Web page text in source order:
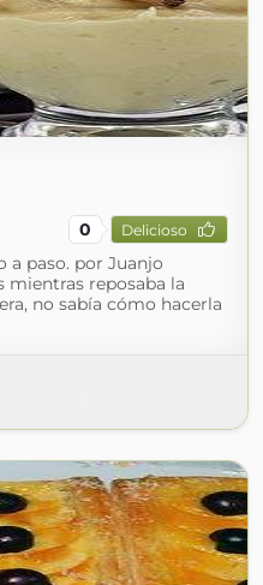
0 Delicioso
a paso. por Juanjo
mientras reposaba la
no sabía cómo hacerla